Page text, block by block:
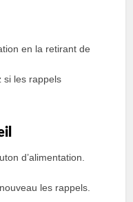
en la retirant de
si les rappels
d’alimentation.
les rappels.